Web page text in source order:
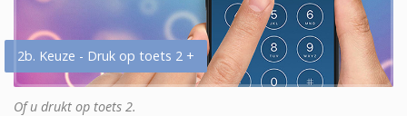
2b. Keuze - Druk op toets 2 +
Of u drukt op toets 2.